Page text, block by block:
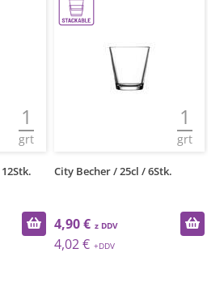
1
grt
1
grt
City Becher / 25cl / 6Stk.
4,90 €
4,02 €